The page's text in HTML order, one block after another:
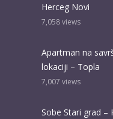
Herceg Novi
7,058views
Apartman na
lokaciji – Topla
7,007 views
Sobe Stari grad –